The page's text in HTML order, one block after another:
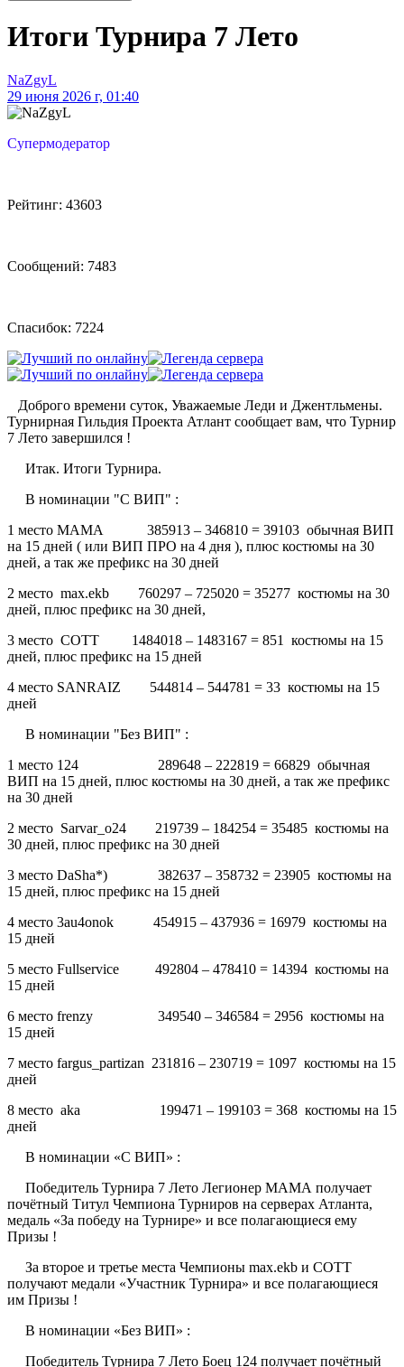
Итоги Турнира 7 Лето
NaZgyL
29 июня 2026 г, 01:40
Супермодератор
Рейтинг: 43603
Сообщений: 7483
Спасибок: 7224
Доброго времени суток, Уважаемые Леди и Джентльмены.
Турнирная Гильдия Проекта Атлант сообщает вам, что Турнир
7 Лето завершился !
Итак. Итоги Турнира.
В номинации "С ВИП" :
1 место МАМА 385913 – 346810 = 39103 обычная ВИП
на 15 дней ( или ВИП ПРО на 4 дня ), плюс костюмы на 30
дней, а так же префикс на 30 дней
2 место max.ekb 760297 – 725020 = 35277 костюмы на 30
дней, плюс префикс на 30 дней,
3 место СОТТ 1484018 – 1483167 = 851 костюмы на 15
дней, плюс префикс на 15 дней
4 место SANRAIZ 544814 – 544781 = 33 костюмы на 15
дней
В номинации "Без ВИП" :
1 место 124 289648 – 222819 = 66829 обычная
ВИП на 15 дней, плюс костюмы на 30 дней, а так же префикс
на 30 дней
2 место Sarvar_o24 219739 – 184254 = 35485 костюмы на
30 дней, плюс префикс на 30 дней
3 место DaSha*) 382637 – 358732 = 23905 костюмы на
15 дней, плюс префикс на 15 дней
4 место 3au4onok 454915 – 437936 = 16979 костюмы на
15 дней
5 место Fullservice 492804 – 478410 = 14394 костюмы на
15 дней
6 место frenzy 349540 – 346584 = 2956 костюмы на
15 дней
7 место fargus_partizan 231816 – 230719 = 1097 костюмы на 15
дней
8 место aka 199471 – 199103 = 368 костюмы на 15
дней
В номинации «С ВИП» :
Победитель Турнира 7 Лето Легионер МАМА получает
почётный Титул Чемпиона Турниров на серверах Атланта,
медаль «За победу на Турнире» и все полагающиеся ему
Призы !
За второе и третье места Чемпионы max.ekb и COTT
получают медали «Участник Турнира» и все полагающиеся
им Призы !
В номинации «Без ВИП» :
Победитель Турнира 7 Лето Боец 124 получает почётный